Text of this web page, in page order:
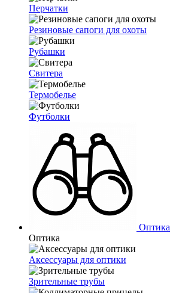
Перчатки
Резиновые сапоги для охоты
Рубашки
Свитера
Термобелье
Футболки
Оптика
Оптика
Аксессуары для оптики
Зрительные трубы